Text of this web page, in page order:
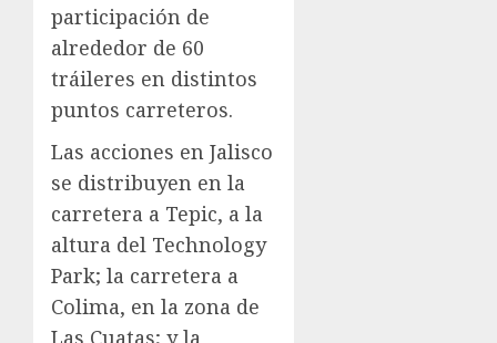
participación de
alrededor de 60
tráileres en distintos
puntos carreteros.
Las acciones en Jalisco
se distribuyen en la
carretera a Tepic, a la
altura del Technology
Park; la carretera a
Colima, en la zona de
Las Cuatas; y la